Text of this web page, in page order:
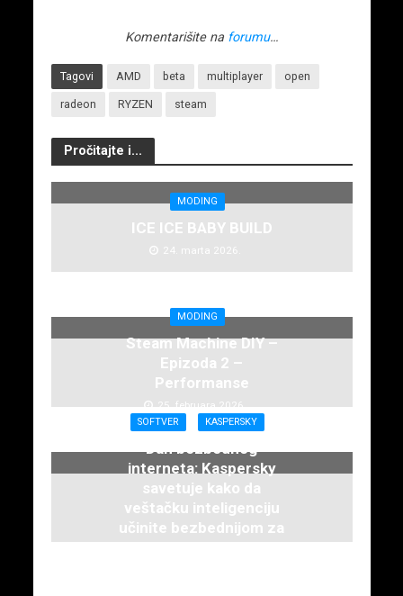
Komentarišite na forumu…
Tagovi AMD beta multiplayer open
radeon RYZEN steam
Pročitajte i...
MODING
ICE ICE BABY BUILD
24. marta 2026.
MODING
Steam Machine DIY –
Epizoda 2 –
Performanse
25. februara 2026.
SOFTVER KASPERSKY
Dan bezbednog
interneta: Kaspersky
savetuje kako da
veštačku inteligenciju
učinite bezbednijom za
decu